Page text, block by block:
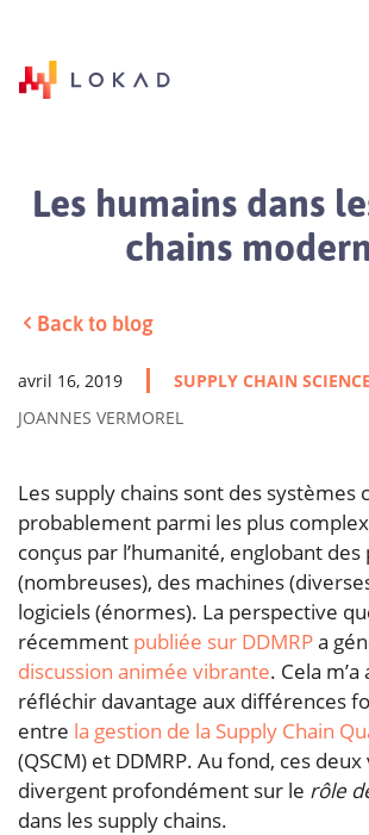
Les humains dans
chains
Back to blog
avril 16, 2019
SUPPLY CHAIN SCIENCE
JOANNES VERMOREL
Les supply chains sont des systèmes
probablement parmi les plus
conçus par l’humanité, englobant
(nombreuses), des machines
logiciels (énormes). La perspective
récemment publiée sur DDMRPa
discussion animée vibrante. Cela
réfléchir davantage aux différences
entre la gestion de la Supply Chain
(QSCM) et DDMRP. Au fond, ces
divergent profondément sur le rôle
dans les supply chains.